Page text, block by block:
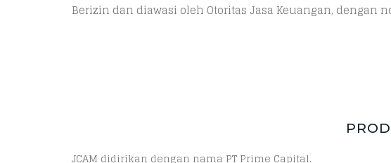
Berizin dan diawasi oleh Otoritas Jasa Keuangan, dengan
JCAM didirikan dengan nama PT Prime Capital.